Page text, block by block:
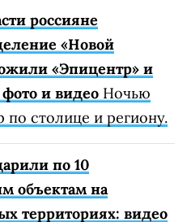
россияне
«Новой
«Эпицентр» и
и видео Ночью
по столице и региону.
по 10
объектам на
территориях: видео